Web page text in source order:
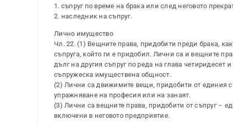
1. съпруг по време на брака или след неговото
2. наследник на съпруг.
Лично имущество
Чл. 22. (1) Вещните права, придобити преди брака,
съпруга, който ги е придобил. Лични са и вещните
дълг на другия съпруг по реда на глава четиридесет
съпружеска имуществена общност.
(2) Лични са движимите вещи, придобити от единия
упражняване на професия или на занаят.
(3) Лични са вещните права, придобити от съпруг –
включени в неговото предприятие.